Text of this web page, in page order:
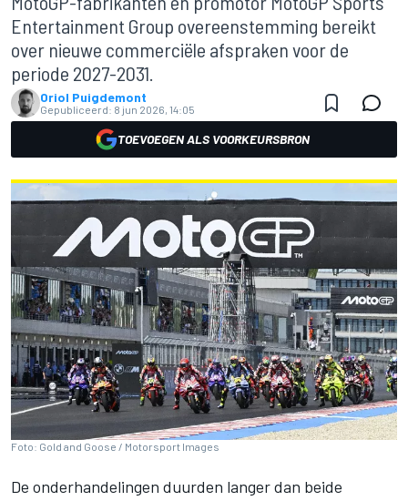
Entertainment Group overeenstemming bereikt
over nieuwe commerciële afspraken voor de
periode 2027-2031.
Oriol Puigdemont
Gepubliceerd: 8 jun 2026, 14:05
TOEVOEGEN ALS VOORKEURSBRON
Foto: Gold and Goose / Motorsport Images
De onderhandelingen duurden langer dan beide